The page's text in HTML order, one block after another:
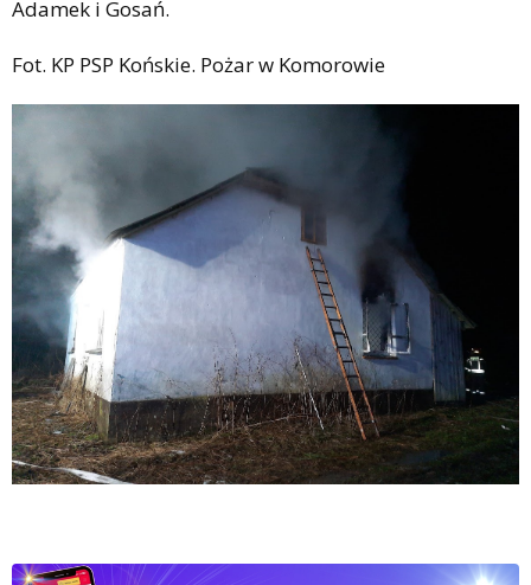
Adamek i Gosań.
Fot. KP PSP Końskie. Pożar w Komorowie